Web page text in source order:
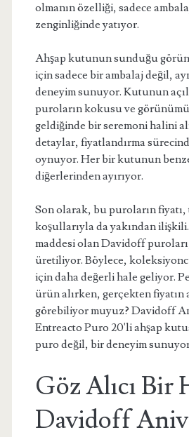
olmanın özelliği, sadece
zenginliğinde yatıyor.
Ahşap kutunun sunduğu
için sadece bir ambalaj değil,
deneyim sunuyor. Kutunun
puroların kokusu ve
geldiğinde bir seremoni halini
detaylar, fiyatlandırma
oynuyor. Her bir kutunun
diğerlerinden ayırıyor.
Son olarak, bu puroların fiyatı,
koşullarıyla da yakından
maddesi olan Davidoff puroları,
üretiliyor. Böylece,
için daha değerli hale geliyor.
ürün alırken, gerçekten fiyatın
görebiliyor muyuz? Davidoff
Entreacto Puro 20'li ahşap
puro değil, bir deneyim
Göz Alıcı Bir
Davidoff